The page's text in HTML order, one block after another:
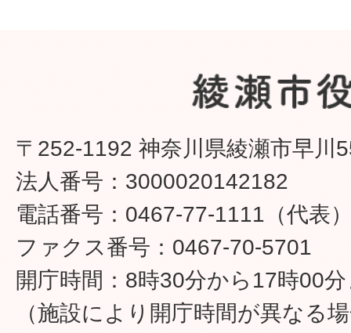
〒252-1192 神奈川県綾瀬市早川
法人番号：3000020142182
電話番号：0467-77-1111（代表
ファクス番号：0467-70-5701
開庁時間：8時30分から17時00
（施設により開庁時間が異なる